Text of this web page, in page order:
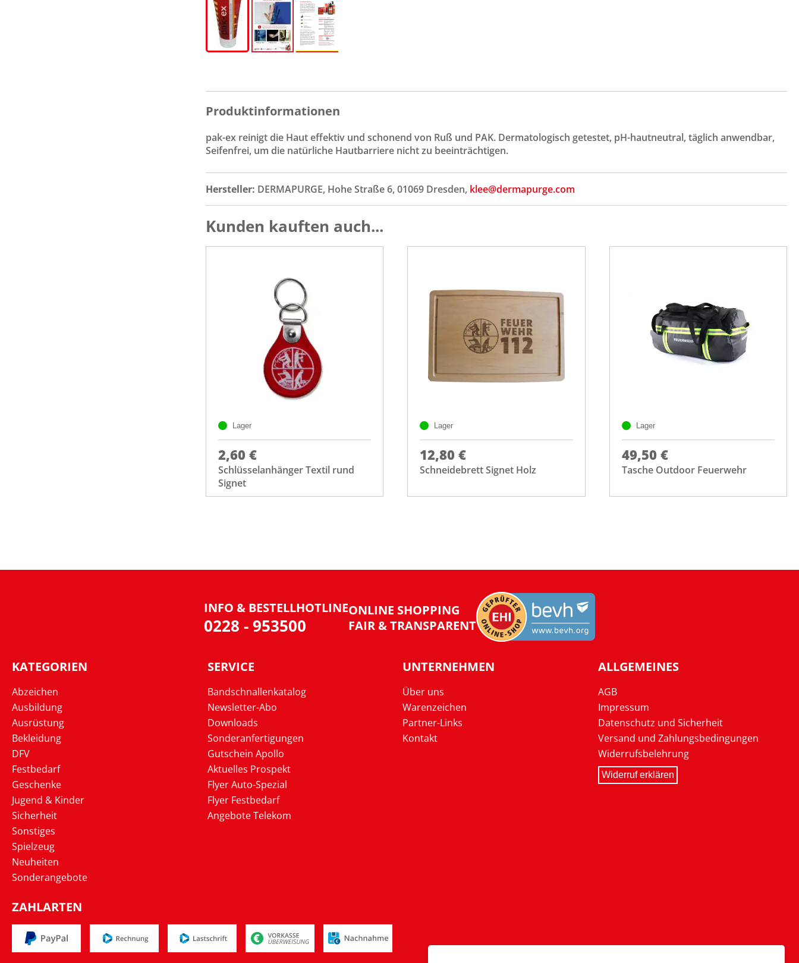
Produktinformationen
pak-ex reinigt die Haut effektiv und schonend von Ruß und PAK. Dermatologisch getestet, pH-hautneutral, täglich anwendbar,
Seifenfrei, um die natürliche Hautbarriere nicht zu beeinträchtigen.
Hersteller: DERMAPURGE, Hohe Straße 6, 01069 Dresden, klee@dermapurge.com
Kunden kauften auch...
Lager
2,60 €
Schlüsselanhänger Textil rund
Signet
Lager
12,80 €
Schneidebrett Signet Holz
Lager
49,50 €
Tasche Outdoor Feuerwehr
INFO & BESTELLHOTLINE
0228 - 953500
ONLINE SHOPPING
FAIR & TRANSPARENT
KATEGORIEN
Abzeichen
Ausbildung
Ausrüstung
Bekleidung
DFV
Festbedarf
Geschenke
Jugend & Kinder
Sicherheit
Sonstiges
Spielzeug
Neuheiten
Sonderangebote
SERVICE
Bandschnallenkatalog
Newsletter-Abo
Downloads
Sonderanfertigungen
Gutschein Apollo
Aktuelles Prospekt
Flyer Auto-Spezial
Flyer Festbedarf
Angebote Telekom
UNTERNEHMEN
Über uns
Warenzeichen
Partner-Links
Kontakt
ALLGEMEINES
AGB
Impressum
Datenschutz und Sicherheit
Versand und Zahlungsbedingungen
Widerrufsbelehrung
Widerruf erklären
ZAHLARTEN